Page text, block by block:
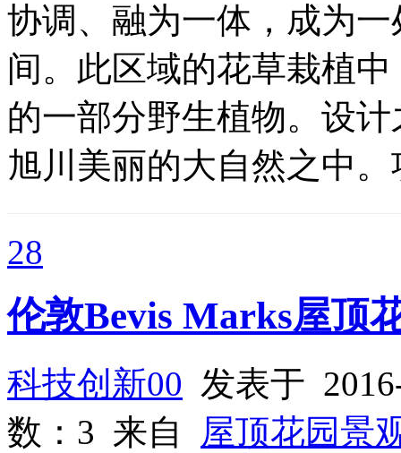
协调、融为一体，成为
间。此区域的花草栽植
的一部分野生植物。设
旭川美丽的大自然之中。
28
伦敦Bevis Marks屋顶
科技创新00 发表于
数：3 来自 屋顶花园景